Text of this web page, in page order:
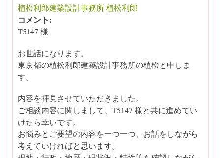
植松利郎建築設計事務所 植松利郎
コメント:
T5147 様
お世話になります。
東京都の植松利郎建築設計事務所の植松と申しま
す。
内容を拝見させていただきました。
ご相談内容に関しまして、T5147 様と共に進めてい
けたら幸いです。
お悩みとご要望の内容を一つ一つ、お話をしながら
考えていければと思います。